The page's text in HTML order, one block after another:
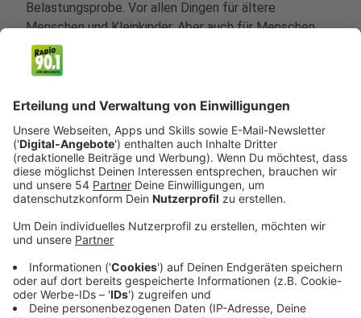
Belastungsprobe. Vor allen Dingen für ältere
Menschen und Kleinkinder. Aber auch für Menschen,
die in Dachgeschosswohnungen leben. Ist das Leben
in der Stadt im Jahr 2050, 2100 überhaupt noch
der Stadt Düsseldorf, darauf eine Antwort zu finden.
Weiterlesen, Beitrag hören und Video sehen
Anzeige
Der Förster
Norbert Tennhoff ist seit über 30 Jahren Förster.